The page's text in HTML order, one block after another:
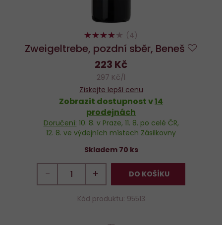
Zweigeltrebe, pozdní sběr, Beneš
76% (4)
223 Kč
297 Kč/l
Získejte lepší cenu
Zobrazit dostupnost v14
prodejnách
Doručení: 10. 8. v Praze, 11. 8. po celé ČR,
12. 8. ve výdejních místech Zásilkovny
Skladem 70 ks
− + DO KOŠÍKU
Kód produktu: 95513